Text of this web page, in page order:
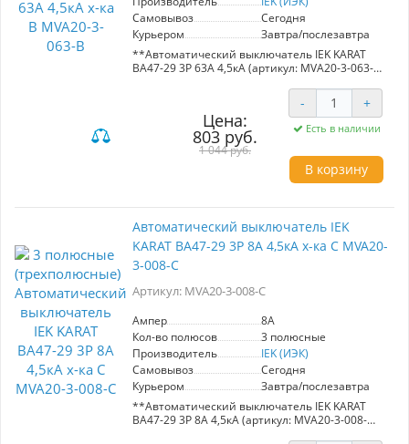
Самовывоз
Сегодня
Курьером
Завтра/послезавтра
**Автоматический выключатель IEK KARAT
ВА47-29 3Р 63А 4,5кА (артикул: MVA20-3-063-
Автоматический выключатель ВА47-29 от IEK
предназначен для надежной защиты
распределительных и групповых цепей с
различными нагрузками. С номинальным
током 63А и характеристиками B, C и D, он
- Защиты электроприборов и освещения
(характеристика B).
- Управления двигателями с небольшими
пусковыми токами, такими как компрессоры и
вентиляторы (характеристика C).
- Работы с двигателями, имеющими большие
пусковые токи, например, подъемными
механизмами и насосами (характеристика D).
Рекомендуется для использования в вводно-
распределительных устройствах жилых и
общественных зданий. Обеспечьте
безопасность и стабильность работы ваших
электрических систем с автоматическим
выключателем IEK KARAT ВА47-29.
Цена:
803 руб.
1 044 руб.
- +
Есть в наличии
В корзину
Автоматический выключатель IEK
KARAT ВА47-29 3Р 8А 4,5кА х-ка С MVA20-
3-008-C
Артикул: MVA20-3-008-C
Ампер
8A
Кол-во полюсов
3 полюсные
Производитель
IEK (ИЭК)
Самовывоз
Сегодня
Курьером
Завтра/послезавтра
**Автоматический выключатель IEK KARAT
ВА47-29 3Р 8А 4,5кА (артикул: MVA20-3-008-